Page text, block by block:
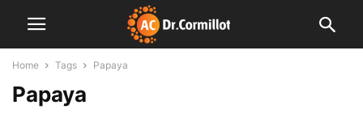
Home Tags Papaya
Papaya